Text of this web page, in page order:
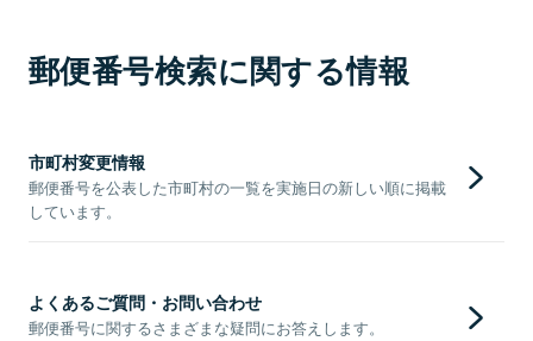
郵便番号検索に関する情報
市町村変更情報
郵便番号を公表した市町村の一覧を実施日の新しい順に掲載
しています。
よくあるご質問・お問い合わせ
郵便番号に関するさまざまな疑問にお答えします。